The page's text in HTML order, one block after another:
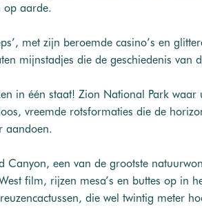
op aarde.
met zijn beroemde casino’s en
mijnstadjes die de geschiedenis van
in één staat! Zion National Park
vreemde rotsformaties die de
aandoen.
een van de grootste
film, rijzen mesa’s en buttes op in
die wel twintig meter